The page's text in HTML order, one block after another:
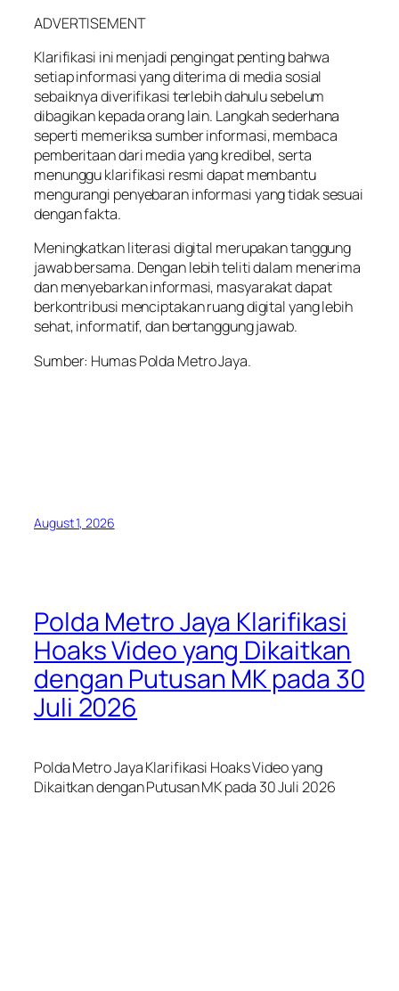
ADVERTISEMENT
Klarifikasi ini menjadi pengingat penting bahwa
setiap informasi yang diterima di media sosial
sebaiknya diverifikasi terlebih dahulu sebelum
dibagikan kepada orang lain. Langkah sederhana
seperti memeriksa sumber informasi, membaca
pemberitaan dari media yang kredibel, serta
menunggu klarifikasi resmi dapat membantu
mengurangi penyebaran informasi yang tidak sesuai
dengan fakta.
Meningkatkan literasi digital merupakan tanggung
jawab bersama. Dengan lebih teliti dalam menerima
dan menyebarkan informasi, masyarakat dapat
berkontribusi menciptakan ruang digital yang lebih
sehat, informatif, dan bertanggung jawab.
Sumber: Humas Polda Metro Jaya.
August 1, 2026
Polda Metro Jaya Klarifikasi
Hoaks Video yang Dikaitkan
dengan Putusan MK pada 30
Juli 2026
Polda Metro Jaya Klarifikasi Hoaks Video yang
Dikaitkan dengan Putusan MK pada 30 Juli 2026